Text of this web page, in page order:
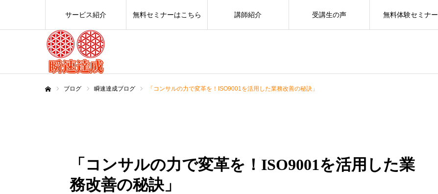
サービス紹介 無料セミナーはこちら 講師紹介 受講生の声 無料体験セミナー
ブログ 瞬速達成ブログ 「コンサルの力で変革を！ISO9001を活用した業務改善の秘訣」
「コンサルの力で変革を！ISO9001を活用した業
務改善の秘訣」